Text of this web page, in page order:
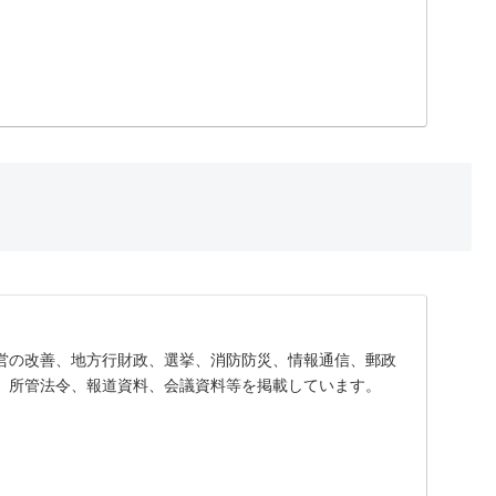
の改善、地方行財政、選挙、消防防災、情報通信、郵政
管法令、報道資料、会議資料等を掲載しています。